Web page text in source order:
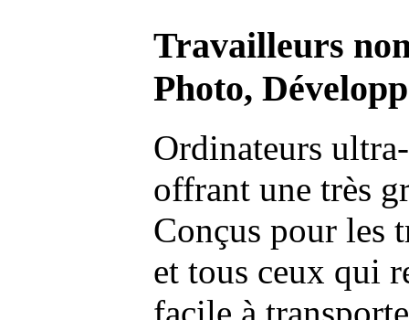
Travailleurs
Photo,
Ordinateurs
offrant une très
Conçus pour les
et tous ceux qui
facile à